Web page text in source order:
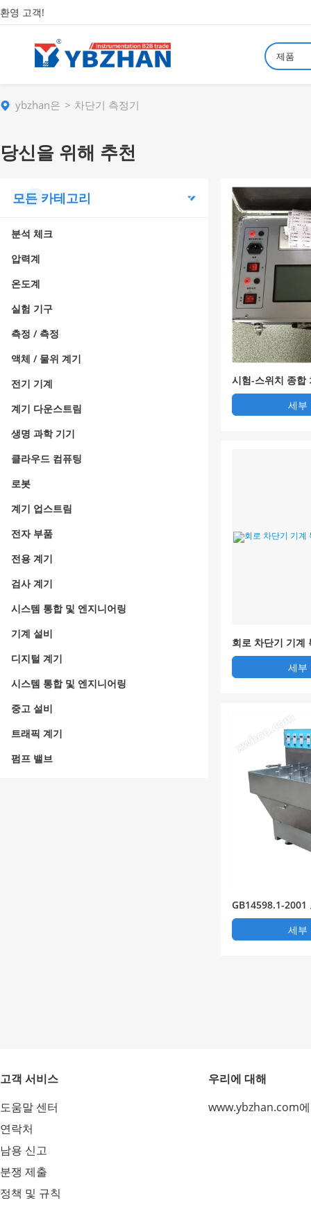
환영 고객!
제품
ybzhan은 차단기 측정기
당신을 위해 추천
모든 카테고리
분석 체크
압력계
온도계
실험 기구
측정 / 측정
액체 / 물위 계기
전기 기계
계기 다운스트림
생명 과학 기기
클라우드 컴퓨팅
로봇
계기 업스트림
전자 부품
전용 계기
검사 계기
시스템 통합 및 엔지니어링
기계 설비
디지털 계기
시스템 통합 및 엔지니어링
중고 설비
트래픽 계기
펌프 밸브
시험-스위치 종합
세부
회로 차단기 기계
장치
세부
GB14598.1-2001
계전기 연결, 분
트 장비 준수
세부
고객 서비스
도움말 센터
연락처
남용 신고
분쟁 제출
정책 및 규칙
우리에 대해
www.ybzhan.com